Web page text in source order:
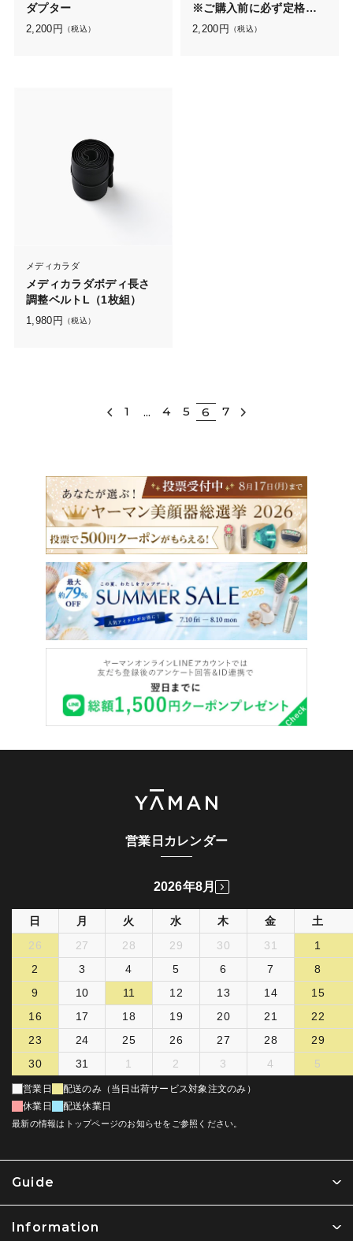
ダプター
2,200 円 （税込）
※ご購入前に必ず定格を
ご確認ください
2,200 円 （税込）
メディカラダ
メディカラダボディ長さ
調整ベルトL（1枚組）
1,980 円 （税込）
1 ... 4 5 6 7
Guide
Information
営業日カレンダー
2026年8月
日 月 火 水 木 金
土
26
27 28 29 30 31
1
2
3 4 5 6 7
8
9
10 11 12 13 14
15
16
17 18 19 20 21
22
23
24 25 26 27 28
29
30
31 1 2 3 4 5
営業日
配送のみ（当日出荷サービス対象注文のみ）
休業日
配送休業日
最新の情報はトップページのお知らせをご参照ください。